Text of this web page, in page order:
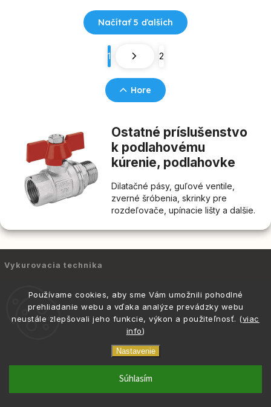
Používame cookies, aby sme Vám umožnili pohodlné
prehliadanie webu a vďaka analýze prevádzky webu
neustále zlepšovali jeho funkcie, výkon a použiteľnosť. (viac
info)
Nastavenie
Súhlasím
Načítať 5 ďalších
1 2
Hore
Ostatné príslušenstvo
k podlahovému
kúrenie, podlahovke
Dilatačné pásy, guľové ventile,
zverné šróbenia, skrinky pre
rozdeľovače, upínacie lišty a dalšie.
Vykurovacia technika
Elektrické kotly
Prietokové ohrievače
0917 133 662
Zverné